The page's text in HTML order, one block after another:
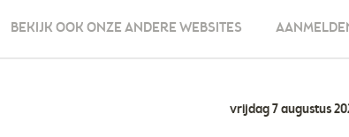
BEKIJK OOK ONZE ANDERE WEBSITES
vrijdag 7 augustus